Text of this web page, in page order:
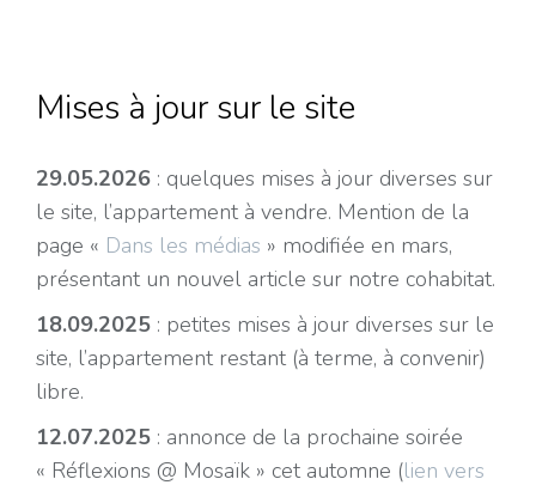
Mises à jour sur le site
29.05.2026 : quelques mises à jour diverses sur
le site, l’appartement à vendre. Mention de la
page « Dans les médias » modifiée en mars,
présentant un nouvel article sur notre cohabitat.
18.09.2025 : petites mises à jour diverses sur le
site, l’appartement restant (à terme, à convenir)
libre.
12.07.2025 : annonce de la prochaine soirée
« Réflexions @ Mosaïk » cet automne (lien vers